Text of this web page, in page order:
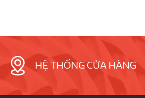
HỆ THỐNG CỬA HÀNG